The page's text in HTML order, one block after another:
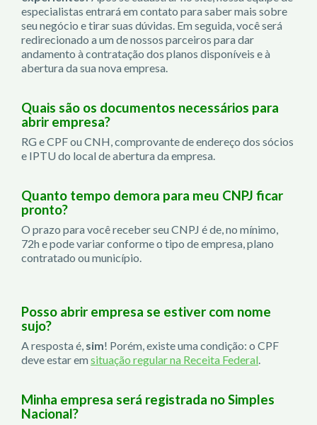
especialistas entrará em contato para saber mais sobre
seu negócio e tirar suas dúvidas. Em seguida, você será
redirecionado a um de nossos parceiros para dar
andamento à contratação dos planos disponíveis e à
abertura da sua nova empresa.
Quais são os documentos necessários para
abrir empresa?
RG e CPF ou CNH, comprovante de endereço dos sócios
e IPTU do local de abertura da empresa.
Quanto tempo demora para meu CNPJ ficar
pronto?
O prazo para você receber seu CNPJ é de, no mínimo,
72h e pode variar conforme o tipo de empresa, plano
contratado ou município.
Posso abrir empresa se estiver com nome
sujo?
A resposta é, sim! Porém, existe uma condição: o CPF
deve estar emsituação regular na Receita Federal.
Minha empresa será registrada no Simples
Nacional?